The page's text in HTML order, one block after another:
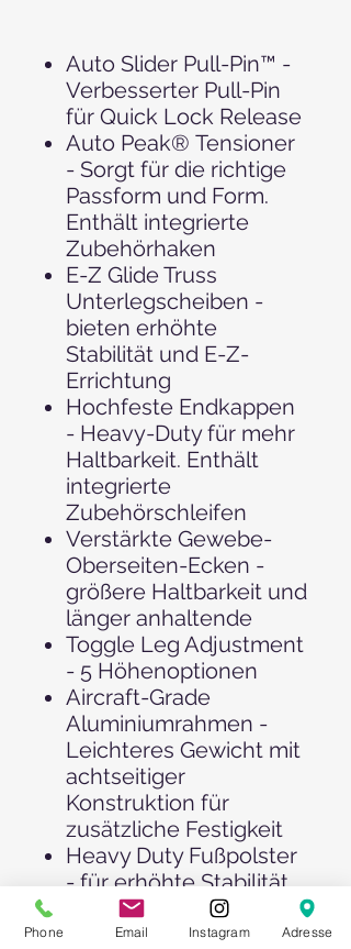
Auto Slider Pull-Pin™ -
Verbesserter Pull-Pin
für Quick Lock Release
Auto Peak® Tensioner
- Sorgt für die richtige
Passform und Form.
Enthält integrierte
Zubehörhaken
E-Z Glide Truss
Unterlegscheiben -
bieten erhöhte
Stabilität und E-Z-
Errichtung
Hochfeste Endkappen
- Heavy-Duty für mehr
Haltbarkeit. Enthält
integrierte
Zubehörschleifen
Verstärkte Gewebe-
Oberseiten-Ecken -
größere Haltbarkeit und
länger anhaltende
Toggle Leg Adjustment
- 5 Höhenoptionen
Aircraft-Grade
Aluminiumrahmen -
Leichteres Gewicht mit
achtseitiger
Konstruktion für
zusätzliche Festigkeit
Heavy Duty Fußpolster
- für erhöhte Stabilität
Material ist schwer
entflammbar: CPAI-84,
Phone Email Instagram Adresse